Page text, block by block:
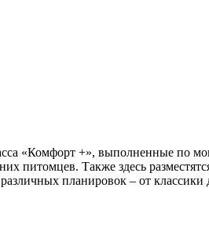
«Комфорт +», выполненные по
питомцев. Также здесь
планировок – от классики